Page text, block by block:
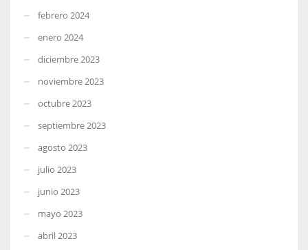
febrero 2024
enero 2024
diciembre 2023
noviembre 2023
octubre 2023
septiembre 2023
agosto 2023
julio 2023
junio 2023
mayo 2023
abril 2023